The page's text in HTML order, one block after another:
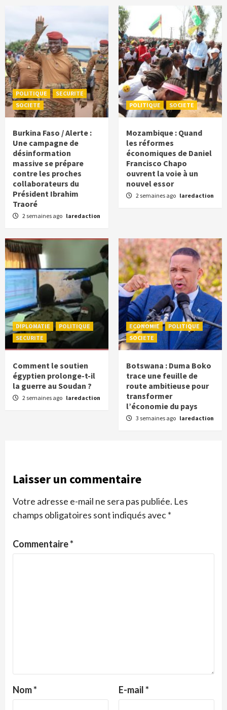
POLITIQUE
SECURITE
SOCIETE
Burkina Faso / Alerte :
Une campagne de
désinformation
massive se prépare
contre les proches
collaborateurs du
Président Ibrahim
Traoré
2 semaines ago laredaction
POLITIQUE SOCIETE
Mozambique : Quand
les réformes
économiques de Daniel
Francisco Chapo
ouvrent la voie à un
nouvel essor
2 semaines ago laredaction
DIPLOMATIE
POLITIQUE
SECURITE
Comment le soutien
égyptien prolonge-t-il
la guerre au Soudan ?
2 semaines ago laredaction
ECONOMIE
POLITIQUE
SOCIETE
Botswana : Duma Boko
trace une feuille de
route ambitieuse pour
transformer
l’économie du pays
3 semaines ago laredaction
Laisser un commentaire
Votre adresse e-mail ne sera pas publiée. Les
champs obligatoires sont indiqués avec*
Commentaire*
Nom* E-mail*